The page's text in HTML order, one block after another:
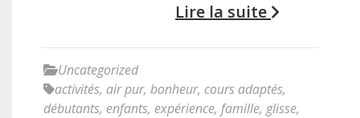
Lire la suite
Uncategorized
activités, air pur, bonheur, cours adaptés,
débutants, enfants, expérience, famille, glisse,